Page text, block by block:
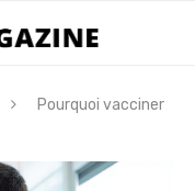
Pourquoi vacciner